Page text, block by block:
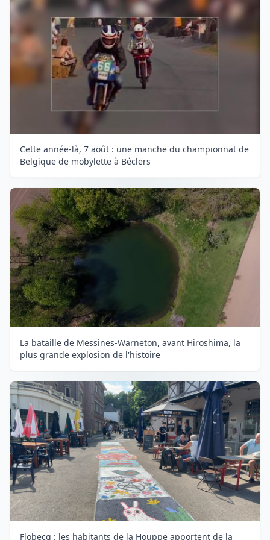
Cette année-là, 7 août : une manche du championnat de
Belgique de mobylette à Béclers
La bataille de Messines-Warneton, avant Hiroshima, la
plus grande explosion de l'histoire
Flobecq : les habitants de la Houppe apportent de la